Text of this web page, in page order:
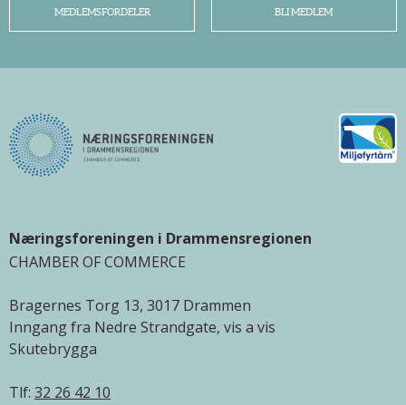
MEDLEMSFORDELER BLI MEDLEM
Næringsforeningen i Drammensregionen
CHAMBER OF COMMERCE
Bragernes Torg 13, 3017 Drammen
Inngang fra Nedre Strandgate, vis a vis
Skutebrygga
Tlf: 32 26 42 10